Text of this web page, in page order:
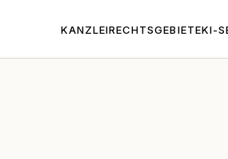
KANZLEIRECHTSGEBIETEKI-